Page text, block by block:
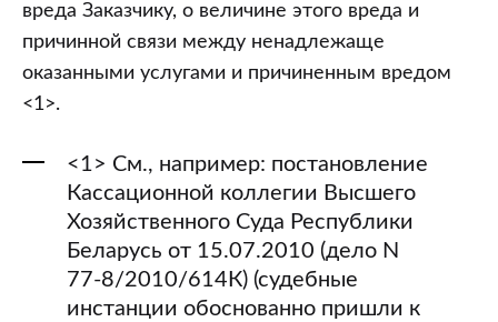
вреда Заказчику, о величине этого вреда и
причинной связи между ненадлежаще
оказанными услугами и причиненным вредом
<1>.
<1> См., например: постановление
Кассационной коллегии Высшего
Хозяйственного Суда Республики
Беларусь от 15.07.2010 (дело N
77-8/2010/614К) (судебные
инстанции обоснованно пришли к